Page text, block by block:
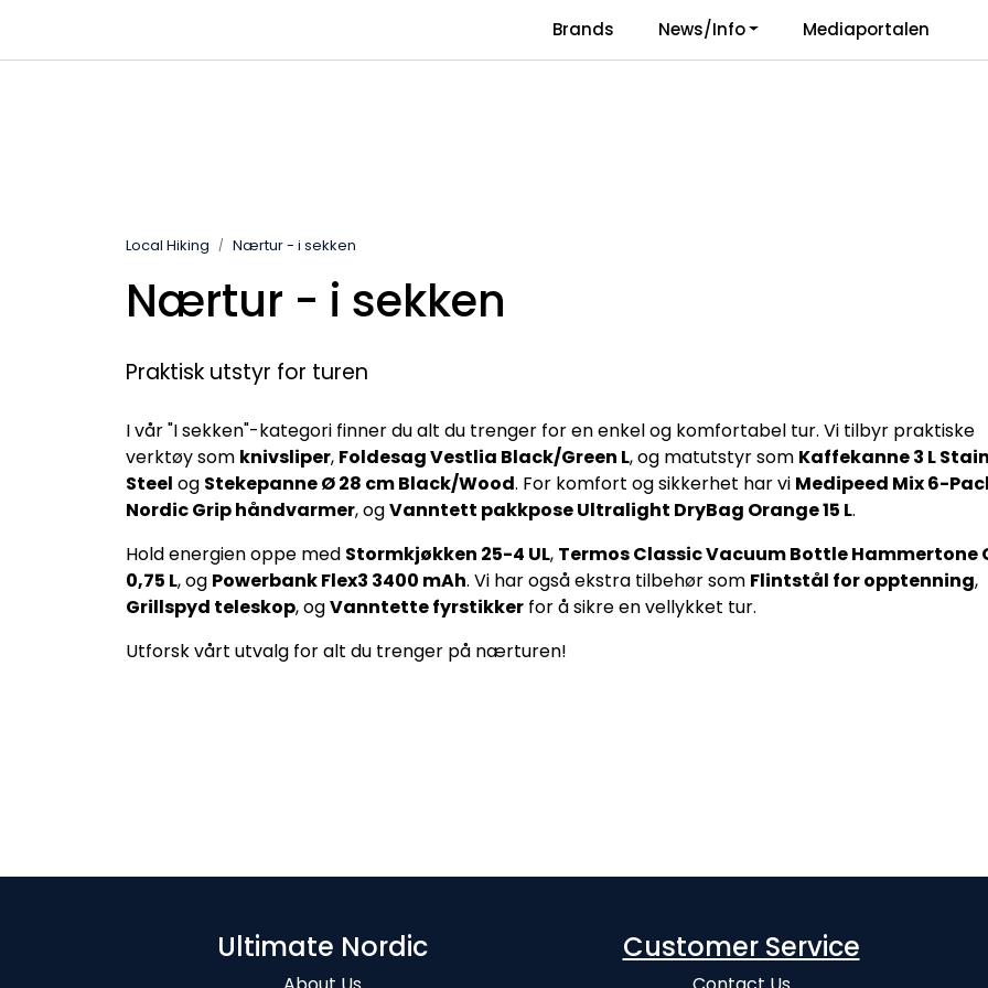
Responsibility Language
Brands News/Info Mediaportalen
Local Hiking Nærtur - i sekken
Nærtur - i sekken
Praktisk utstyr for turen
I vår "I sekken"-kategori finner du alt du trenger for en enkel og komfortabel tur. Vi tilbyr praktiske
verktøy som knivsliper, Foldesag Vestlia Black/Green L, og matutstyr som Kaffekanne 3 L
Steel og Stekepanne Ø 28 cm Black/Wood. For komfort og sikkerhet har vi Medipeed Mix 6-
Nordic Grip håndvarmer, ogVanntett pakkpose Ultralight DryBag Orange 15 L.
Hold energien oppe med Stormkjøkken 25-4 UL, Termos Classic Vacuum Bottle Hammertone
0,75 L, og Powerbank Flex3 3400 mAh. Vi har også ekstra tilbehør som Flintstål for opptenning,
Grillspyd teleskop, ogVanntette fyrstikker for å sikre en vellykket tur.
Utforsk vårt utvalg for alt du trenger på nærturen!
Ultimate Nordic Customer Service